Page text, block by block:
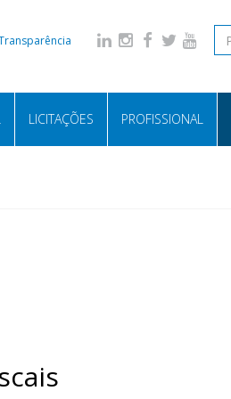
LICITAÇÕES PROFISSIONAL